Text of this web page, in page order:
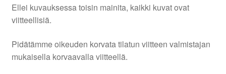
Ellei kuvauksessa toisin mainita, kaikki kuvat ovat
viitteellisiä.
Pidätämme oikeuden korvata tilatun viitteen valmistajan
mukaisella korvaavalla viitteellä.